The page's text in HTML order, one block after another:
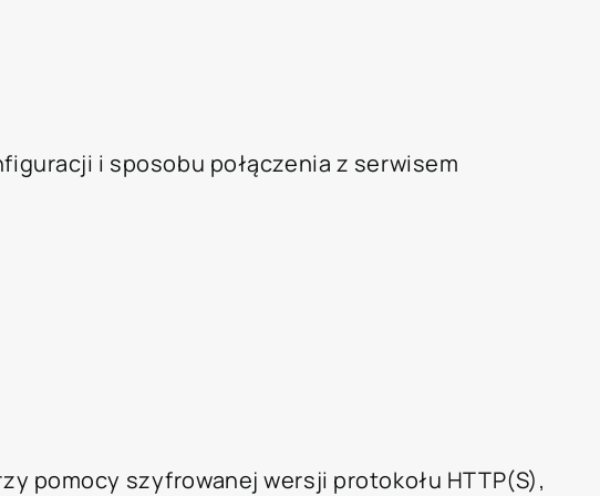
i sposobu połączenia z serwisem
pomocy szyfrowanej wersji protokołu HTTP(S),